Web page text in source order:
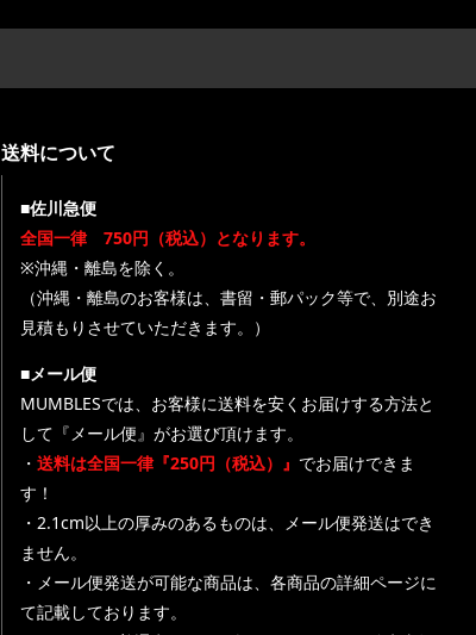
送料について
■佐川急便
全国一律 750円（税込）となります。
※沖縄・離島を除く。
（沖縄・離島のお客様は、書留・郵パック等で、別途お
見積もりさせていただきます。）
■メール便
MUMBLESでは、お客様に送料を安くお届けする方法と
して『メール便』がお選び頂けます。
・ 送料は全国一律『250円（税込）』 でお届けできま
す！
・2.1cm以上の厚みのあるものは、メール便発送はでき
ません。
・メール便発送が可能な商品は、各商品の詳細ページに
て記載しております。